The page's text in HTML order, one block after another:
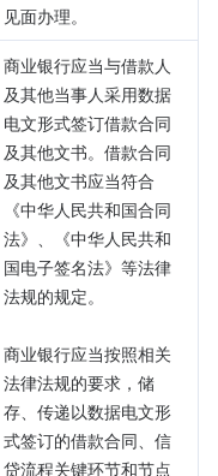
见面办理。
商业银行应当与借款人
及其他当事人采用数据
电文形式签订借款合同
及其他文书。借款合同
及其他文书应当符合
《中华人民共和国合同
法》、《中华人民共和
国电子签名法》等法律
法规的规定。
商业银行应当按照相关
法律法规的要求，储
存、传递以数据电文形
式签订的借款合同、信
贷流程关键环节和节点